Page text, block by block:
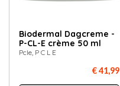
Biodermal Dagcreme -
P-CL-E crème 50 ml
Pcle, P C L E
€ 41,99